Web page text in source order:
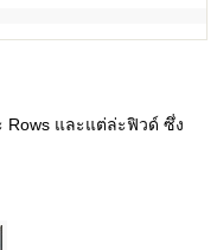
Rows และแต่ล่ะฟิวด์ ซึ่ง